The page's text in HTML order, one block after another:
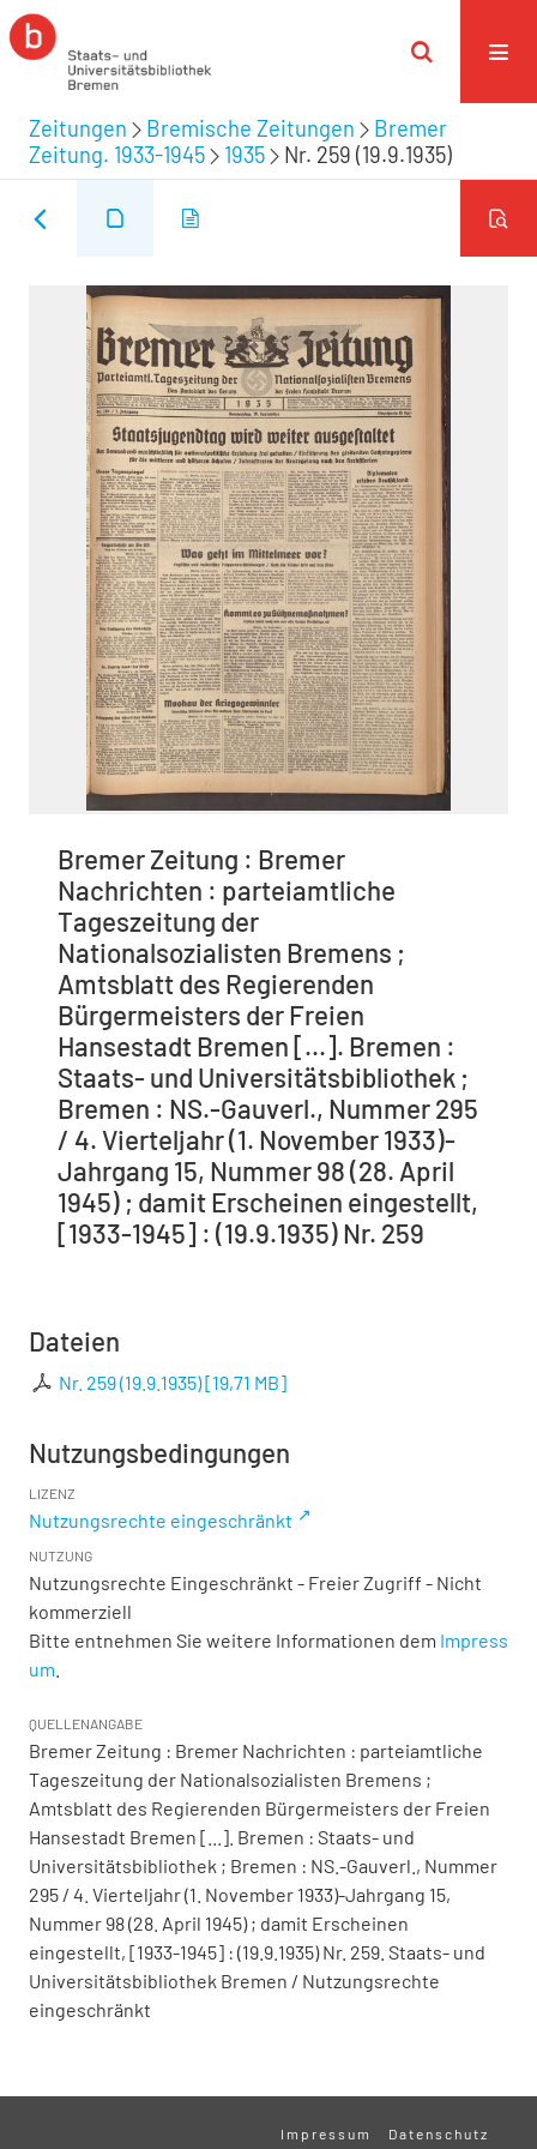
Zeitungen Bremische Zeitungen
Bremer
Zeitung. 1933-1945
1935 Nr. 259 (19.9.1935)
Bremer Zeitung : Bremer
Nachrichten : parteiamtliche
Tageszeitung der
Nationalsozialisten Bremens ;
Amtsblatt des Regierenden
Bürgermeisters der Freien
Hansestadt Bremen [...]. Bremen :
Staats- und Universitätsbibliothek ;
Bremen : NS.-Gauverl., Nummer 295
/ 4. Vierteljahr (1. November 1933)-
Jahrgang 15, Nummer 98 (28. April
1945) ; damit Erscheinen eingestellt,
[1933-1945] : (19.9.1935) Nr. 259
Dateien
Nr. 259 (19.9.1935)[19,71 MB]
Nutzungsbedingungen
LIZENZ
Nutzungsrechte eingeschränkt
NUTZUNG
Nutzungsrechte Eingeschränkt - Freier Zugriff - Nicht
kommerziell
Bitte entnehmen Sie weitere Informationen dem Impress
um
QUELLENANGABE
Bremer Zeitung : Bremer Nachrichten : parteiamtliche
Tageszeitung der Nationalsozialisten Bremens ;
Amtsblatt des Regierenden Bürgermeisters der Freien
Hansestadt Bremen [...]. Bremen : Staats- und
Universitätsbibliothek ; Bremen : NS.-Gauverl., Nummer
295 / 4. Vierteljahr (1. November 1933)-Jahrgang 15,
Nummer 98 (28. April 1945) ; damit Erscheinen
eingestellt, [1933-1945] : (19.9.1935) Nr. 259. Staats- und
Universitätsbibliothek Bremen / Nutzungsrechte
eingeschränkt
Impressum Datenschutz